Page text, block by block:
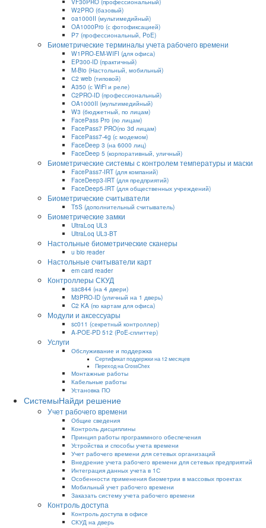
W2PRO (базовый)
oa1000II (мультимедийный)
OA1000Pro (с фотофиксацией)
P7 (профессиональный, PoE)
Биометрические терминалы учета рабочего времени
W1PRO-EM-WIFI (для офиса)
EP300-ID (практичный)
M-Bio (Настольный, мобильный)
С2 web (типовой)
A350 (с WiFi и реле)
C2PRO-ID (профессиональный)
OA1000II (мультимедийный)
W3 (бюджетный, по лицам)
FacePass Pro (по лицам)
FacePass7 PRO(по 3d лицам)
FacePass7-4g (с модемом)
FaceDeep 3 (на 6000 лиц)
FaceDeep 5 (корпоративный, уличный)
Биометрические системы с контролем температуры и маски
FacePass7-IRT (для компаний)
FaceDeep3-IRT (для предприятий)
FaceDeep5-IRT (для общественных учреждений)
Биометрические считыватели
T5S (дополнительный считыватель)
Биометрические замки
UltraLoq UL3
UltraLoq UL3-BT
Настольные биометрические сканеры
u bio reader
Настольные считыватели карт
em card reader
Контроллеры СКУД
sac844 (на 4 двери)
M3PRO-ID (уличный на 1 дверь)
C2 KA (по картам для офиса)
Модули и аксессуары
sc011 (секретный контроллер)
A-POE-PD 512 (PoE-сплиттер)
Услуги
Обслуживание и поддержка
Сертификат поддержки на 12 месяцев
Переход на CrossChex
Монтажные работы
Кабельные работы
Установка ПО
СистемыНайди решение
Учет рабочего времени
Общие сведения
Контроль дисциплины
Принцип работы программного обеспечения
Устройства и способы учета времени
Учет рабочего времени для сетевых организаций
Внедрение учета рабочего времени для сетевых предприятий
Интеграция данных учета в 1С
Особенности применения биометрии в массовых проектах
Мобильный учет рабочего времени
Заказать систему учета рабочего времени
Контроль доступа
Контроль доступа в офисе
СКУД на дверь